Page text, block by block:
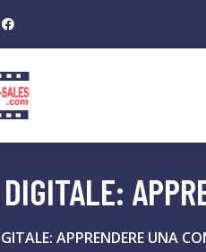
APPRENDERE UNA